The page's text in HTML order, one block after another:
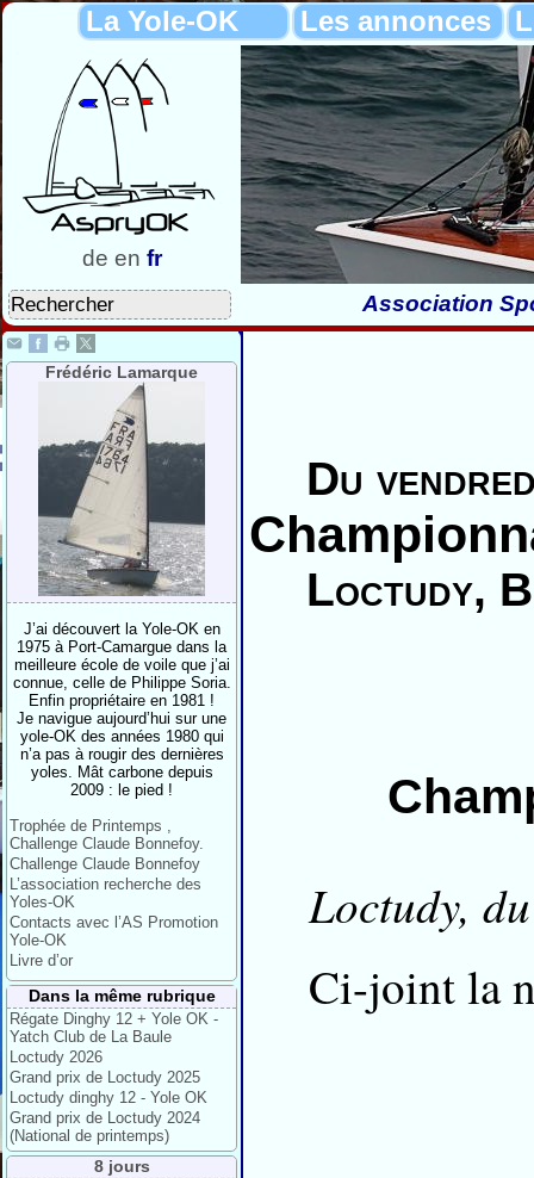
La Yole-OK Les annonces
de en fr
Association
Frédéric Lamarque
J’ai découvert la Yole-OK en
1975 à Port-Camargue dans la
meilleure école de voile que j’ai
connue, celle de Philippe Soria.
Enfin propriétaire en 1981 !
Je navigue aujourd’hui sur une
yole-OK des années 1980 qui
n’a pas à rougir des dernières
yoles. Mât carbone depuis
2009 : le pied !
Trophée de Printemps ,
Challenge Claude Bonnefoy.
Challenge Claude Bonnefoy
L’association recherche des
Yoles-OK
Contacts avec l’AS Promotion
Yole-OK
Livre d’or
Dans la même rubrique
Régate Dinghy 12 + Yole OK -
Yatch Club de La Baule
Loctudy 2026
Grand prix de Loctudy 2025
Loctudy dinghy 12 - Yole OK
Grand prix de Loctudy 2024
(National de printemps)
8 jours
Du
Loctudy,
Loctudy,
Ci-joint la